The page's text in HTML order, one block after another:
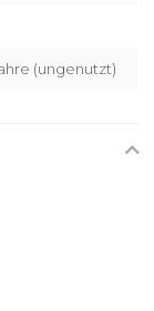
(ungenutzt)